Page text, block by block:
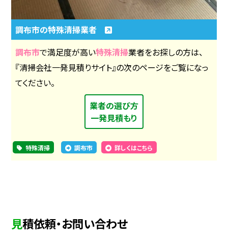
調布市の特殊清掃業者
調布市で満足度が高い特殊清掃業者をお探しの方は、
『清掃会社一発見積りサイト』の次のページをご覧になっ
てください。
業者の選び方
一発見積もり
特殊清掃 調布市 詳しくはこちら
見積依頼・お問い合わせ